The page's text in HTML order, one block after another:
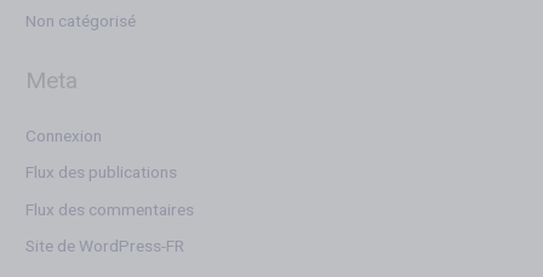
Non catégorisé
Meta
Connexion
Flux des publications
Flux des commentaires
Site de WordPress-FR